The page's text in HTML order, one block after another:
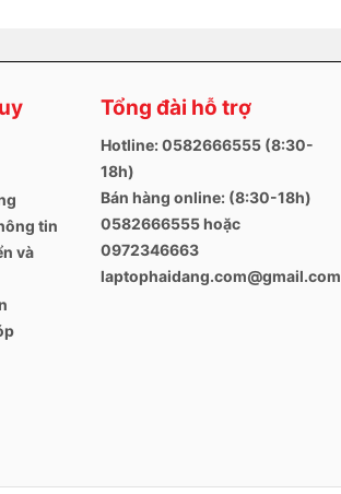
toàn thõa mãn người
tay lướt nhanh khi
kiện ánh sáng yếu sẽ
tay. Bề mặt phủ lớp
để thu phóng hoặc
ngoài mà không muốn
tin
và
Tổng đài hỗ trợ
Hotline: 0582666555 (8:30-
18h)
Bán hàng online: (8:30-18h)
0582666555 hoặc
0972346663
laptophaidang.com@gmail.com